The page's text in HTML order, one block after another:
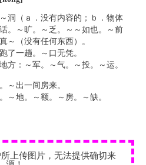
洞（ａ．没有内容的；ｂ．物体
。～旷。～乏。～～如也。～前
～（没有任何东西）。
了一趟。～口无凭。
方：～军。～气。～投。～运。
～出一间房来。
～地。～额。～房。～缺。
上传图片，无法提供确切来